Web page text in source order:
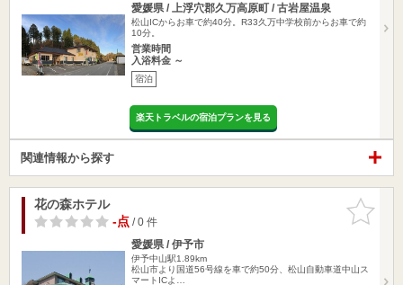
愛媛県 / 上浮穴郡久万高原町 / 古岩屋温泉
松山ICからお車で約40分。R33久万中学校前からお車で約
10分。
営業時間
入浴料金 ～
宿泊
楽天トラベルの宿泊プランを見る
関連情報から探す
お気に入
りに追加
花の森ホテル
-点/ 0 件
愛媛県 / 伊予市
伊予中山駅1.89km
松山市より国道56号線を車で約50分、松山自動車道中山ス
マートICよ…